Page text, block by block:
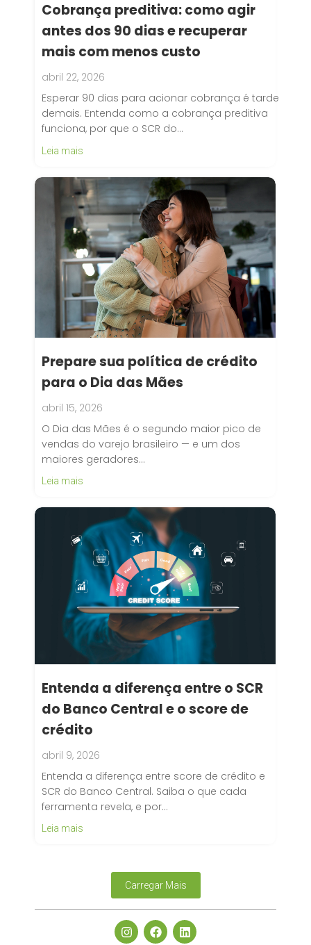
Cobrança preditiva: como agir
antes dos 90 dias e recuperar
mais com menos custo
abril 22, 2026
Esperar 90 dias para acionar cobrança é tarde
demais. Entenda como a cobrança preditiva
funciona, por que o SCR do…
Leia mais
Prepare sua política de crédito
para o Dia das Mães
abril 15, 2026
O Dia das Mães é o segundo maior pico de
vendas do varejo brasileiro — e um dos
maiores geradores…
Leia mais
Entenda a diferença entre o SCR
do Banco Central e o score de
crédito
abril 9, 2026
Entenda a diferença entre score de crédito e
SCR do Banco Central. Saiba o que cada
ferramenta revela, e por…
Leia mais
Carregar Mais